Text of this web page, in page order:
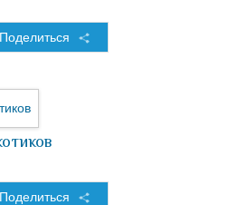
Поделиться
Поделиться